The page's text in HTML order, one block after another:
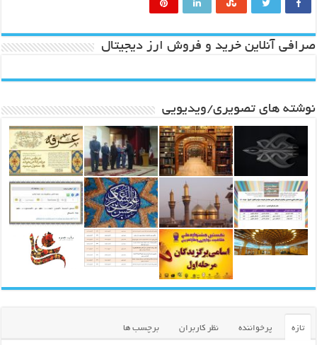
صرافی آنلاین خرید و فروش ارز دیجیتال
نوشته های تصویری/ویدیویی
تازه پرخواننده نظر کاربران برچسب ها